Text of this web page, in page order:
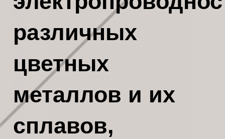
различных
цветных
металлов и их
сплавов,